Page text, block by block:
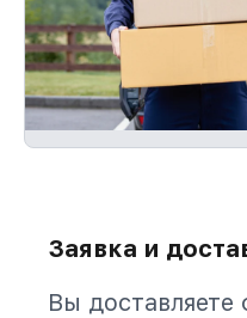
Заявка и
Вы доставляете